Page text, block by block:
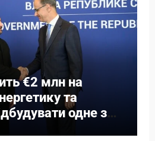
€2 млн на
та
одне з